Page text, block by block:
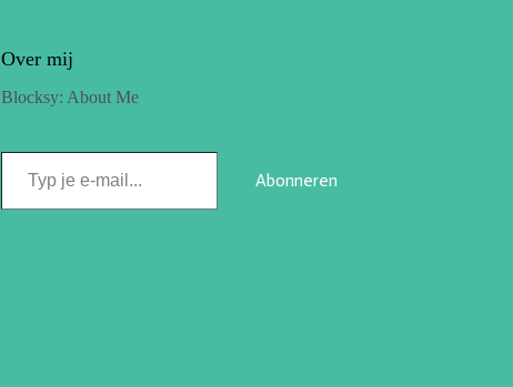
Over mij
Blocksy: About Me
Abonneren